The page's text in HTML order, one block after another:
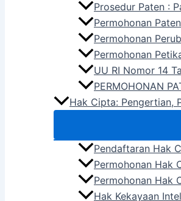
Prosedur Paten :
Permohonan
Permohonan
Permohonan
UU RI Nomor 14
PERMOHONAN
Hak Cipta: Pengertian,
Pendaftaran Hak
Permohonan Hak
Permohonan Hak
Hak Kekayaan